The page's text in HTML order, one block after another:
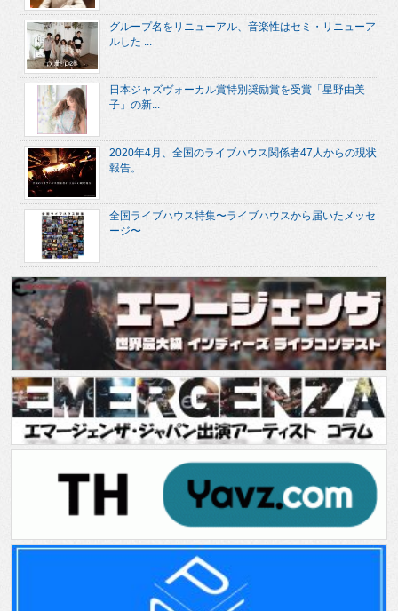
グループ名をリニューアル、音楽性はセミ・リニューア
ルした ...
日本ジャズヴォーカル賞特別奨励賞を受賞「星野由美
子」の新...
2020年4月、全国のライブハウス関係者47人からの現状
報告。
全国ライブハウス特集〜ライブハウスから届いたメッセ
ージ〜